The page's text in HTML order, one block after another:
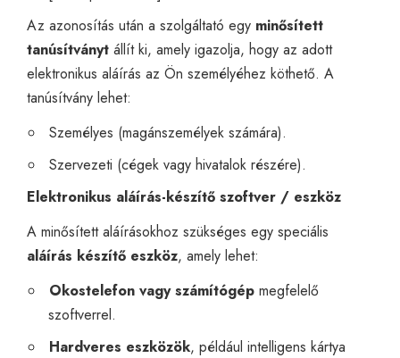
Az azonosítás után a szolgáltató egy minősített
tanúsítványt állít ki, amely igazolja, hogy az adott
elektronikus aláírás az Ön személyéhez köthető. A
tanúsítvány lehet:
Személyes (magánszemélyek számára).
Szervezeti (cégek vagy hivatalok részére).
Elektronikus aláírás-készítő szoftver / eszköz
A minősített aláírásokhoz szükséges egy speciális
aláírás készítő eszköz, amely lehet:
Okostelefon vagy számítógépmegfelelő
szoftverrel.
Hardveres eszközök, például intelligens kártya